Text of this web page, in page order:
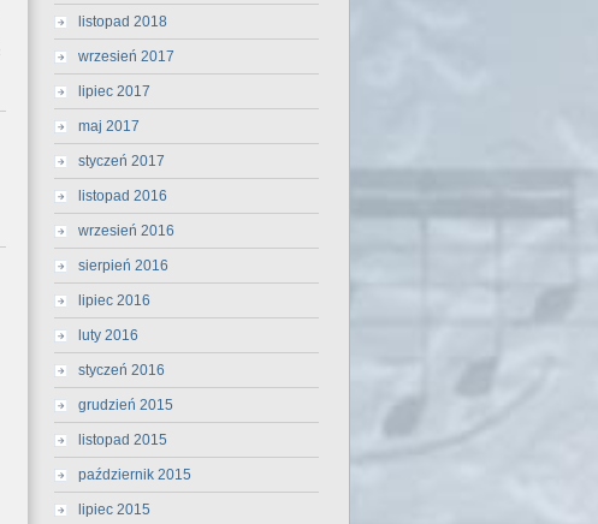
listopad 2018
wrzesień 2017
lipiec 2017
maj 2017
styczeń 2017
listopad 2016
wrzesień 2016
sierpień 2016
lipiec 2016
luty 2016
styczeń 2016
grudzień 2015
listopad 2015
październik 2015
lipiec 2015